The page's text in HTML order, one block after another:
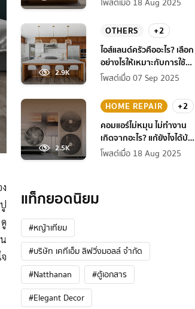
2.9K
OTHERS
+2
ไอส์แลนด์ครัวคืออะไร? เลือก
อย่างไรให้เหมาะกับการใช้
งานที่บ้าน
โพสต์เมื่อ 07 Sep 2025
2.5K
HOME REPAIR
+2
คอมแอร์ไม่หมุน ไม่ทํางาน
เกิดจากอะไร? แก้ยังไงได้บ้าง
ก่อนแอร์พัง!
โพสต์เมื่อ 18 Aug 2025
แท็กยอดนิยม
#หญ้าเทียม
#บริษัท เคทีเอ็ม ลิฟวิ่งมอลล์ จำกัด
#Natthanan
#ตู้เอกสาร
#Elegant Decor